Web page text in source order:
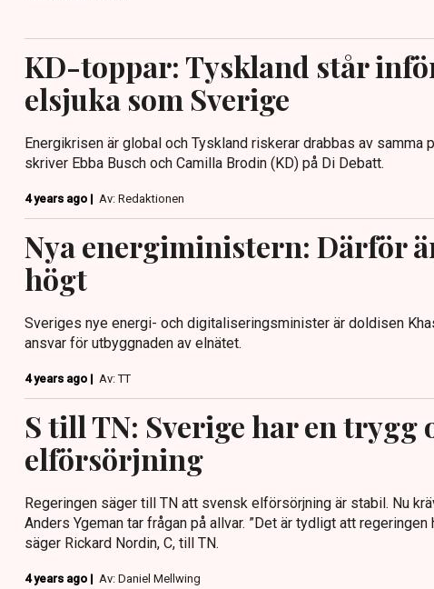
KD-toppar: Tyskland står
elsjuka som Sverige
Energikrisen är global och Tyskland riskerar drabbas av samma
skriver Ebba Busch och Camilla Brodin (KD) på Di Debatt.
4 years ago | Av: Redaktionen
Nya energiministern: Därför
högt
Sveriges nye energi- och digitaliseringsminister är doldisen
ansvar för utbyggnaden av elnätet.
4 years ago | Av: TT
S till TN: Sverige har en trygg
elförsörjning
Regeringen säger till TN att svensk elförsörjning är stabil. Nu
Anders Ygeman tar frågan på allvar. ”Det är tydligt att regeringen
säger Rickard Nordin, C, till TN.
4 years ago | Av: Daniel Mellwing